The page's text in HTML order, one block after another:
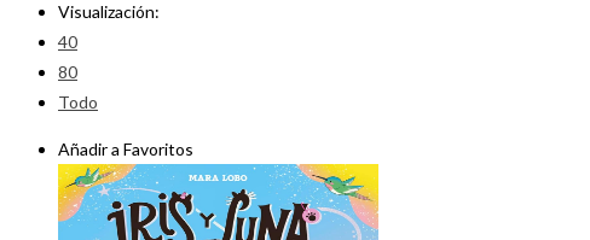
Visualización:
40
80
Todo
Añadir a Favoritos